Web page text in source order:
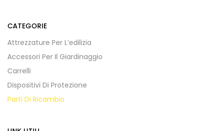
CATEGORIE
Attrezzature Per L’edilizia
Accessori Per Il Giardinaggio
Carrelli
Dispositivi Di Protezione
Parti Di Ricambio